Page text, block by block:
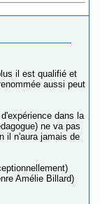
il est qualifié et
aussi peut
dans la
ne va pas
il n'aura jamais de
Amélie Billard)